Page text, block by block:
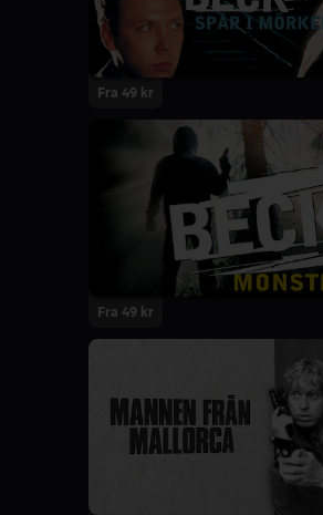
Fra 49 kr
Fra 49 kr